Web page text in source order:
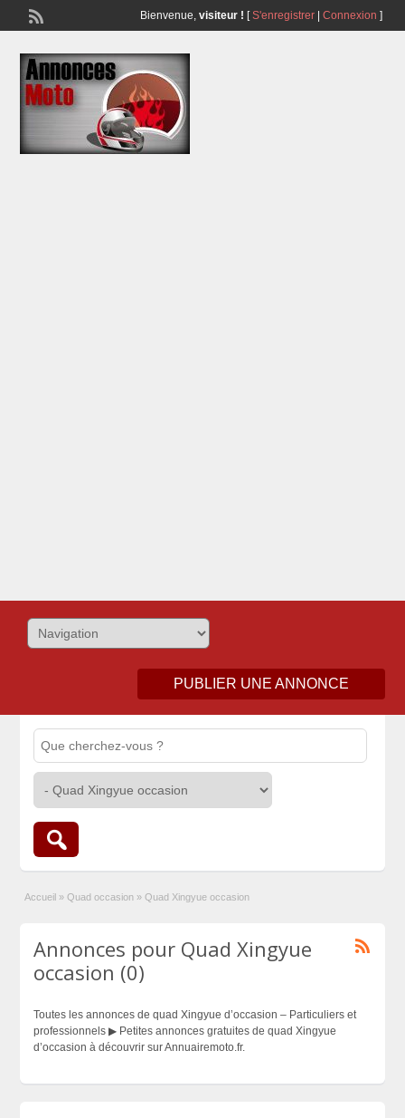
Bienvenue, visiteur ! [S'enregistrer| Connexion ]
PUBLIER UNE ANNONCE
Accueil » Quad occasion » Quad Xingyue occasion
Annonces pour Quad Xingyue
occasion (0)
Toutes les annonces de quad Xingyue d’occasion – Particuliers et
professionnels ▶ Petites annonces gratuites de quad Xingyue
d’occasion à découvrir sur Annuairemoto.fr.